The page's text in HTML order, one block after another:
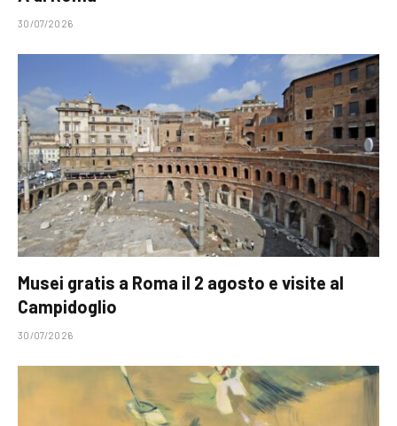
30/07/2026
Musei gratis a Roma il 2 agosto e visite al
Campidoglio
30/07/2026